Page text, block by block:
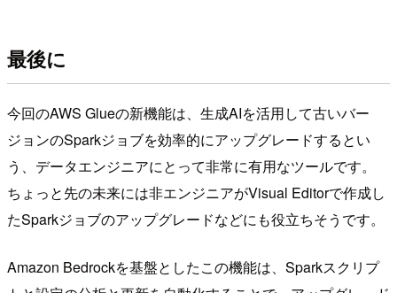
最後に
今回のAWS Glueの新機能は、生成AIを活用して古いバー
ジョンのSparkジョブを効率的にアップグレードするとい
う、データエンジニアにとって非常に有用なツールです。
ちょっと先の未来には非エンジニアがVisual Editorで作成し
たSparkジョブのアップグレードなどにも役立ちそうです。
Amazon Bedrockを基盤としたこの機能は、Sparkスクリプ